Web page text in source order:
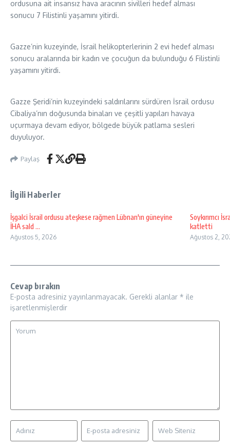
ordusuna ait insansız hava aracının sivilleri hedef alması
sonucu 7 Filistinli yaşamını yitirdi.
Gazze’nin kuzeyinde, İsrail helikopterlerinin 2 evi hedef alması
sonucu aralarında bir kadın ve çocuğun da bulunduğu 6 Filistinli
yaşamını yitirdi.
Gazze Şeridi’nin kuzeyindeki saldırılarını sürdüren İsrail ordusu
Cibaliya’nın doğusunda binaları ve çeşitli yapıları havaya
uçurmaya devam ediyor, bölgede büyük patlama sesleri
duyuluyor.
Paylaş
İlgili Haberler
İşgalci İsrail ordusu ateşkese rağmen Lübnan'ın güneyine
İHA sald ...
Ağustos 5, 2026
Soykırımcı
katletti
Ağustos 2,
Cevap bırakın
E-posta adresiniz yayınlanmayacak. Gerekli alanlar * ile
işaretlenmişlerdir